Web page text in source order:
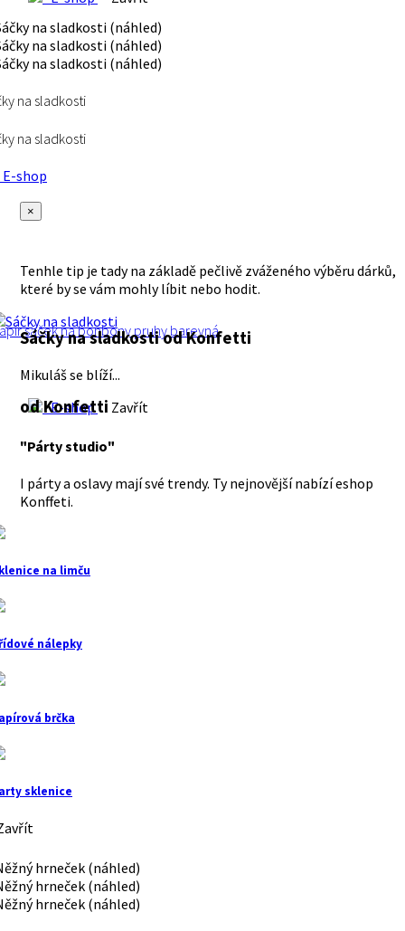
na sladkosti
na sladkosti
shop
×
Tenhle tip je tady na základě pečlivě zváženého výběru dárků,
které by se vám mohly líbit nebo hodit.
sáček na bonbónypruhy barevná
Sáčky na sladkostiod Konfetti
Mikuláš se blíží...
E-shop Zavřít
od Konfetti
"Párty studio"
I párty a oslavy mají své trendy. Ty nejnovější nabízí eshop
Konffeti.
na limču
nálepky
brčka
sklenice